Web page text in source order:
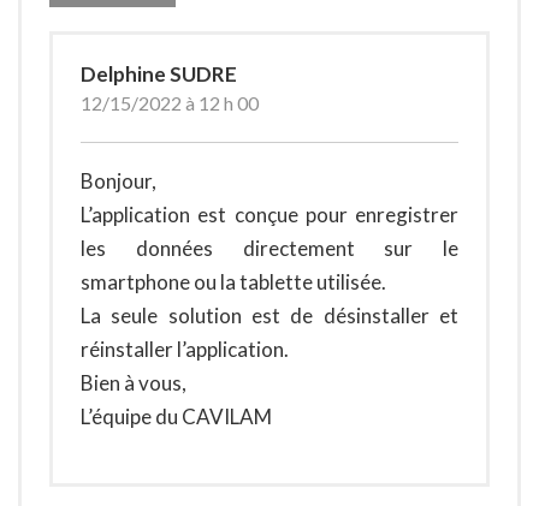
Delphine SUDRE
12/15/2022 à 12 h 00
Bonjour,
L’application est conçue pour enregistrer
les données directement sur le
smartphone ou la tablette utilisée.
La seule solution est de désinstaller et
réinstaller l’application.
Bien à vous,
L’équipe du CAVILAM